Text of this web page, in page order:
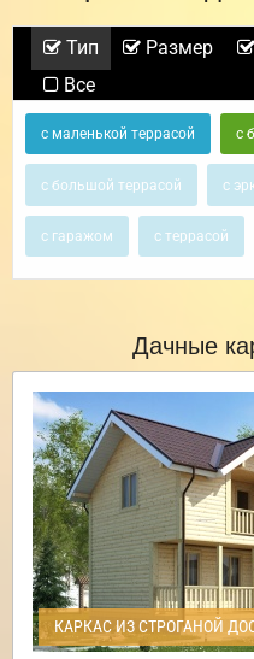
Тип Размер
Все
с маленькой террасой с
с большой террасой с
с гаражом с террасой
Дачные
КАРКАС ИЗ СТРОГАНОЙ